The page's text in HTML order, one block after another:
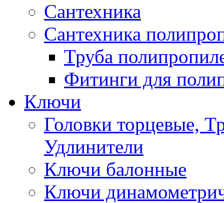
Сантехника
Сантехника
Труба
Фитинги для
Ключи
Головки торцевые,
Удлинители
Ключи балонные
Ключи